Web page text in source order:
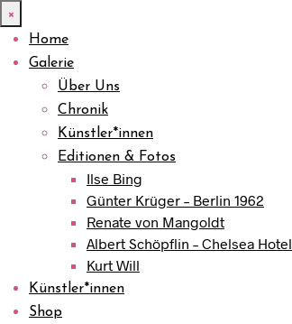
×
Home
Galerie
Über Uns
Chronik
Künstler*innen
Editionen & Fotos
Ilse Bing
Günter Krüger – Berlin 1962
Renate von Mangoldt
Albert Schöpflin – Chelsea Hotel
Kurt Will
Künstler*innen
Shop